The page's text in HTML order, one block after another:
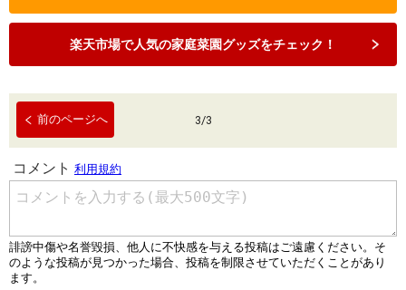
楽天市場で人気の家庭菜園グッズをチェック！
前のページへ 3/3